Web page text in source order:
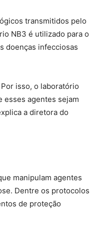
transmitidos pelo
NB3 é utilizado para o
doenças infecciosas
isso, o laboratório
esses agentes sejam
a diretora do
manipulam agentes
Dentre os protocolos
de proteção